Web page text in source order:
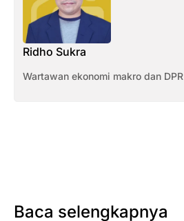
Ridho Sukra
Wartawan ekonomi makro dan DPR
Baca selengkapnya